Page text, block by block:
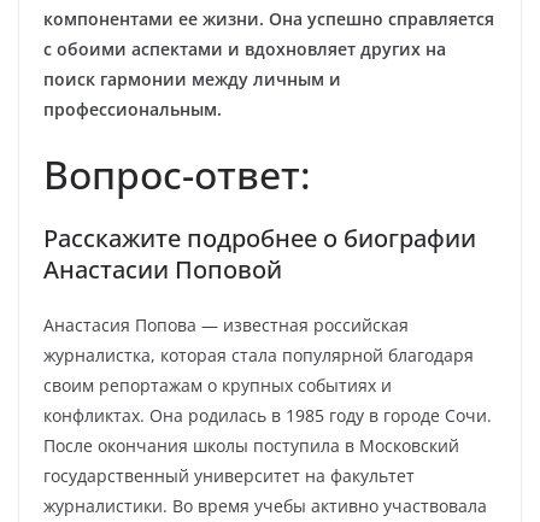
компонентами ее жизни. Она успешно справляется
с обоими аспектами и вдохновляет других на
поиск гармонии между личным и
профессиональным.
Вопрос-ответ:
Расскажите подробнее о биографии
Анастасии Поповой
Анастасия Попова — известная российская
журналистка, которая стала популярной благодаря
своим репортажам о крупных событиях и
конфликтах. Она родилась в 1985 году в городе Сочи.
После окончания школы поступила в Московский
государственный университет на факультет
журналистики. Во время учебы активно участвовала